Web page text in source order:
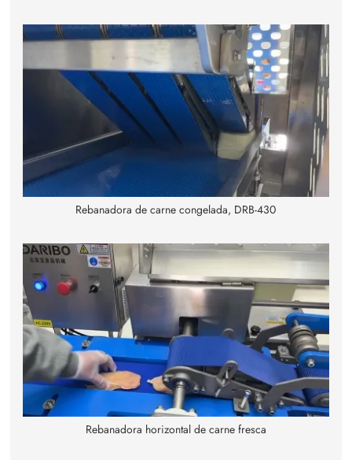
Rebanadora de carne congelada, DRB-430
Rebanadora horizontal de carne fresca